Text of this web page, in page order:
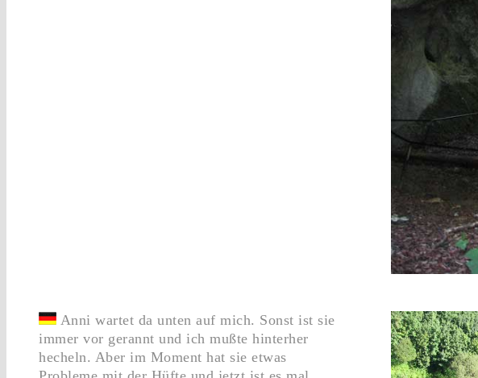
Anni wartet da unten auf mich. Sonst ist sie
immer vor gerannt und ich mußte hinterher
hecheln. Aber im Moment hat sie etwas